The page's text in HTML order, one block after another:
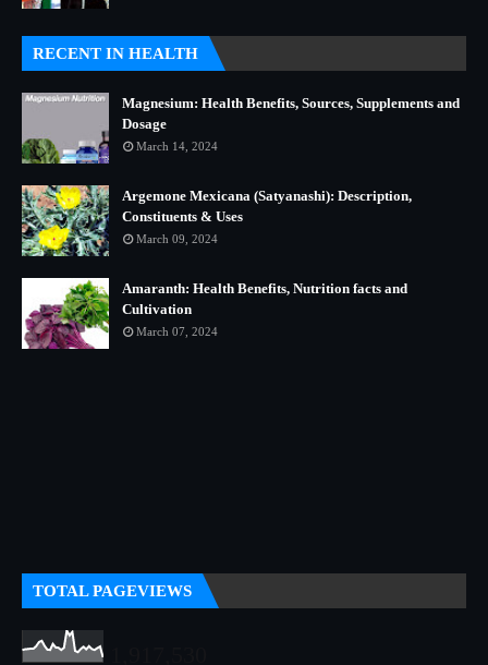
RECENT IN HEALTH
Magnesium: Health Benefits, Sources, Supplements and
Dosage
March 14, 2024
Argemone Mexicana (Satyanashi): Description,
Constituents & Uses
March 09, 2024
Amaranth: Health Benefits, Nutrition facts and
Cultivation
March 07, 2024
TOTAL PAGEVIEWS